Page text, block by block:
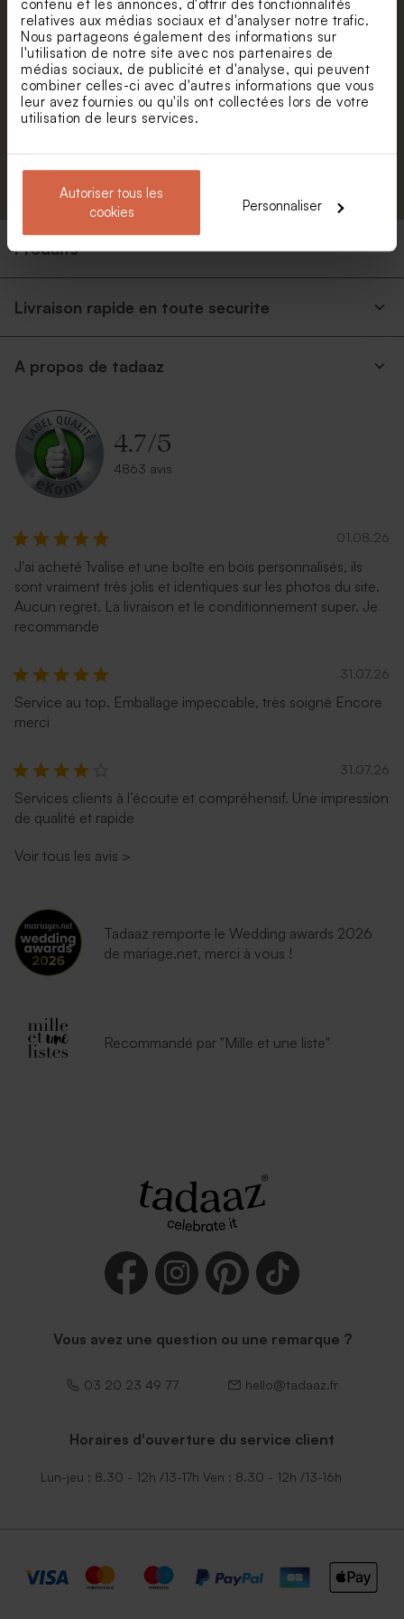
contenu et les annonces, d'offrir des fonctionnalités
relatives aux médias sociaux et d'analyser notre trafic.
Nous partageons également des informations sur
l'utilisation de notre site avec nos partenaires de
médias sociaux, de publicité et d'analyse, qui peuvent
combiner celles-ci avec d'autres informations que vous
leur avez fournies ou qu'ils ont collectées lors de votre
utilisation de leurs services.
Autoriser tous les
cookies
Personnaliser
de réduction.
Prénom
E-mail
S'abonner
Produits
Livraison rapide en toute securite
A propos de tadaaz
4.7/5
4863 avis
01.08.26
J'ai acheté 1valise et une boîte en bois personnalisés, ils
sont vraiment très jolis et identiques sur les photos du site.
Aucun regret. La livraison et le conditionnement super. Je
recommande
31.07.26
Service au top. Emballage impeccable, très soigné Encore
merci
31.07.26
Services clients à l’écoute et compréhensif. Une impression
de qualité et rapide
Voir tous les avis >
Tadaaz remporte le Wedding awards 2026
de mariage.net, merci à vous !
Recommandé par "Mille et une liste"
Vous avez une question ou une remarque ?
03 20 23 49 77 hello@tadaaz.fr
Horaires d'ouverture du service client
Lun-jeu : 8.30 - 12h /13-17h Ven : 8.30 - 12h /13-16h